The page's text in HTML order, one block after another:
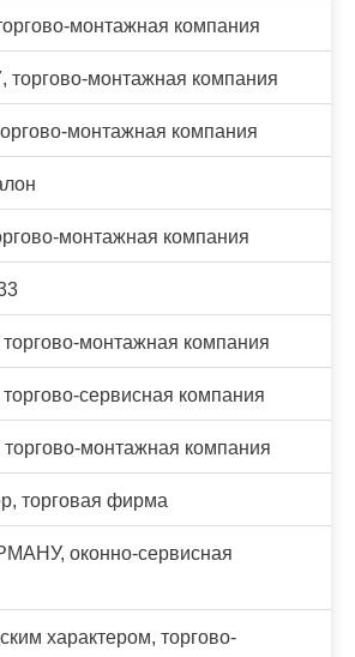
монтажная компания
торгово-монтажная компания
монтажная компания
монтажная компания
монтажная компания
сервисная компания
монтажная компания
торговая фирма
оконно-сервисная
характером, торгово-